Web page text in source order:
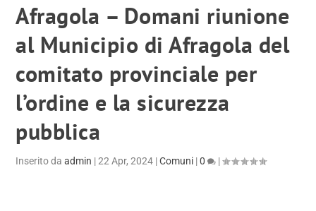
Afragola – Domani riunione
al Municipio di Afragola del
comitato provinciale per
l’ordine e la sicurezza
pubblica
Inserito daadmin |22 Apr, 2024 |Comuni |0 |